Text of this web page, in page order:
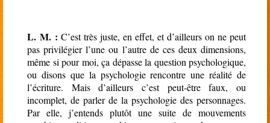
L. M. : C’est très juste, en effet, et d’ailleurs on ne peut
pas privilégier l’une ou l’autre de ces deux dimensions,
même si pour moi, ça dépasse la question psychologique,
ou disons que la psychologie rencontre une réalité de
l’écriture. Mais d’ailleurs c’est peut-être faux, ou
incomplet, de parler de la psychologie des personnages.
Par elle, j’entends plutôt une suite de mouvements